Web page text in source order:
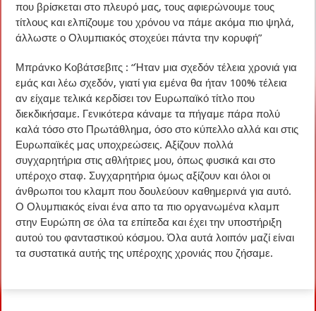
που βρίσκεται στο πλευρό μας, τους αφιερώνουμε τους
τίτλους και ελπίζουμε του χρόνου να πάμε ακόμα πιο ψηλά,
άλλωστε ο Ολυμπιακός στοχεύει πάντα την κορυφή”
Μπράνκο Κοβάτσεβιτς : “Ήταν μια σχεδόν τέλεια χρονιά για
εμάς και λέω σχεδόν, γιατί για εμένα θα ήταν 100% τέλεια
αν είχαμε τελικά κερδίσει τον Ευρωπαϊκό τίτλο που
διεκδικήσαμε. Γενικότερα κάναμε τα πήγαμε πάρα πολύ
καλά τόσο στο Πρωτάθλημα, όσο στο κύπελλο αλλά και στις
Ευρωπαϊκές μας υποχρεώσεις. Αξίζουν πολλά
συγχαρητήρια στις αθλήτριες μου, όπως φυσικά και στο
υπέροχο σταφ. Συγχαρητήρια όμως αξίζουν και όλοι οι
άνθρωποι του κλαμπ που δουλεύουν καθημερινά για αυτό.
Ο Ολυμπιακός είναι ένα απο τα πιο οργανωμένα κλαμπ
στην Ευρώπη σε όλα τα επίπεδα και έχει την υποστήριξη
αυτού του φανταστικού κόσμου. Όλα αυτά λοιπόν μαζί είναι
τα συστατικά αυτής της υπέροχης χρονιάς που ζήσαμε.